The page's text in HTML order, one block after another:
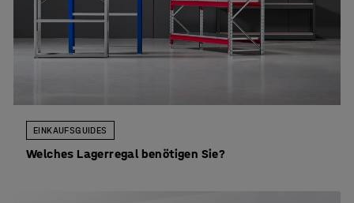
EINKAUFSGUIDES
Welches Lagerregal benötigen Sie?